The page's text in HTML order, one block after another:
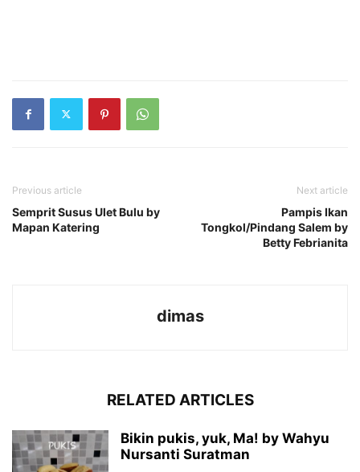
Previous article
Semprit Susus Ulet Bulu by
Mapan Katering
Next article
Pampis Ikan
Tongkol/Pindang Salem by
Betty Febrianita
dimas
RELATED ARTICLES
Bikin pukis, yuk, Ma! by Wahyu
Nursanti Suratman